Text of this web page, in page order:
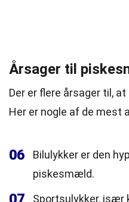
Årsager til
Der er flere årsager til,
Her er nogle af de mest
06
Bilulykker er den
piskesmæld.
Sportsulykker, især